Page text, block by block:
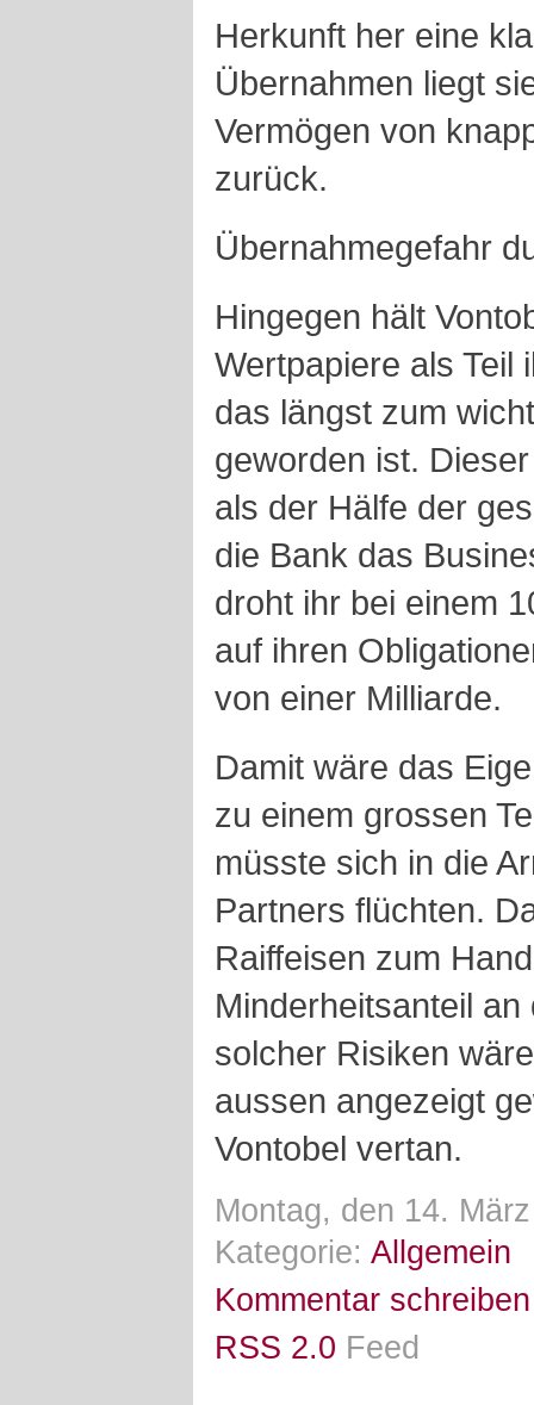
Herkunft her eine
Übernahmen liegt
Vermögen von
zurück.
Übernahmegefahr
Hingegen hält
Wertpapiere als Teil
das längst zum
geworden ist.
als der Hälfe der
die Bank das
droht ihr bei einem
auf ihren
von einer Milliarde.
Damit wäre das
zu einem grossen
müsste sich in die
Partners flüchten.
Raiffeisen zum
Minderheitsanteil
solcher Risiken
aussen angezeigt
Vontobel vertan.
Montag, den 14.
Kategorie: Allgemein
Kommentar schreiben
RSS 2.0 Feed